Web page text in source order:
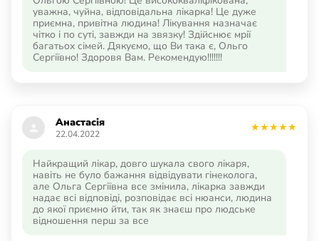
уважна, чуйна, відповідальна лікарка! Це дуже
приємна, привітна людина! Лікування назначає
чітко і по суті, завжди на звязку! Здійснює мрії
багатьох сімей. Дякуємо, що Ви така є, Ольго
Сергіївно! Здоровя Вам. Рекомендую!!!!!!!
Найкращий лікар, довго шукала свого лікаря,
навіть не було бажання відвідувати гінеколога,
але Ольга Сергіївна все змінила, лікарка завжди
надає всі відповіді, розповідає всі нюанси, людина
до якої приємно йти, так як знаєш про людське
відношення перш за все
22.04.2022
Анастасія